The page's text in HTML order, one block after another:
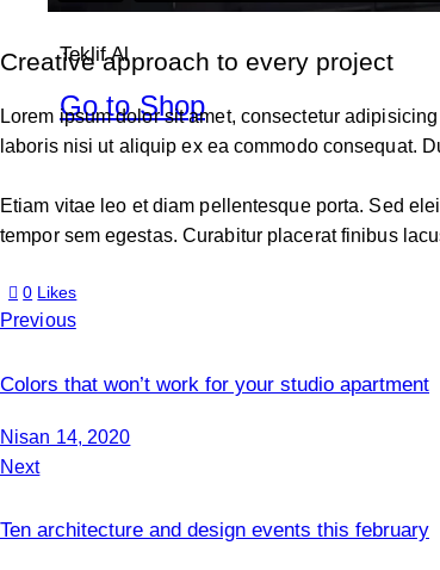
Teklif Al
Go to Shop
Creative approach to every project
Lorem ipsum dolor sit amet, consectetur
laboris nisi ut aliquip ex ea commodo consequat.
Etiam vitae leo et diam pellentesque porta. Sed
tempor sem egestas. Curabitur placerat finibus
0 Likes
Previous
Colors that won’t work for your studio apartment
Nisan 14, 2020
Next
Ten architecture and design events this february